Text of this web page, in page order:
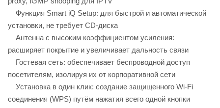
Функция Smart iQ Setup: для быстрой и автоматической
установки, не требует CD-диска
Антенна с высоким коэффициентом усиления:
расширяет покрытие и увеличивает дальность связи
Гостевая сеть: обеспечивает беспроводной доступ
посетителям, изолируя их от корпоративной сети
Установка в один клик: создание защищенного Wi-Fi
соединения (WPS) путём нажатия всего одной кнопки